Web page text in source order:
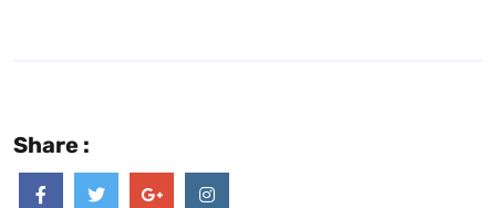
Share :